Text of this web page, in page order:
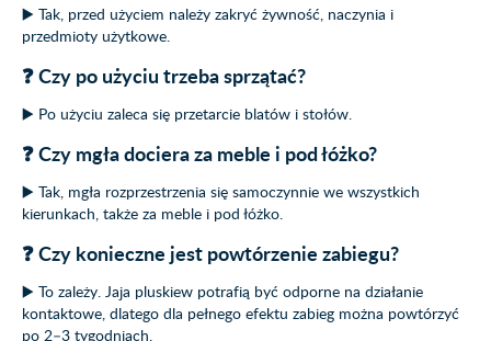
▶️ Tak, przed użyciem należy zakryć żywność, naczynia i
przedmioty użytkowe.
❓ Czy po użyciu trzeba sprzątać?
▶️ Po użyciu zaleca się przetarcie blatów i stołów.
❓ Czy mgła dociera za meble i pod łóżko?
▶️ Tak, mgła rozprzestrzenia się samoczynnie we wszystkich
kierunkach, także za meble i pod łóżko.
❓ Czy konieczne jest powtórzenie zabiegu?
▶️ To zależy. Jaja pluskiew potrafią być odporne na działanie
kontaktowe, dlatego dla pełnego efektu zabieg można powtórzyć
po 2–3 tygodniach.